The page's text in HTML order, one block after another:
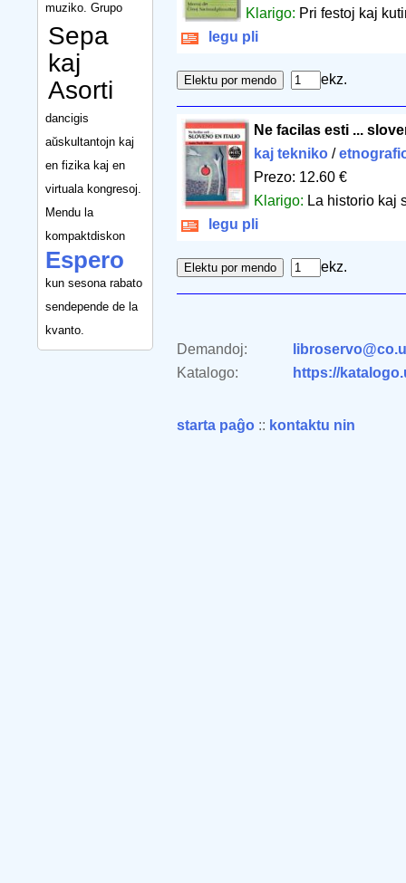
muziko. Grupo
Sepa
kaj
Asorti
dancigis
aŭskultantojn kaj
en fizika kaj en
virtuala kongresoj.
Mendu la
kompaktdiskon
Espero
kun sesona rabato
sendepende de la
kvanto.
Klarigo: Pri festoj kaj
legu pli
ekz.
Ne facilas esti ...
kaj tekniko /
Prezo: 12.60 €
Klarigo: La historio kaj
legu pli
ekz.
Demandoj:
Katalogo:
https://
starta paĝo :: kontaktu nin